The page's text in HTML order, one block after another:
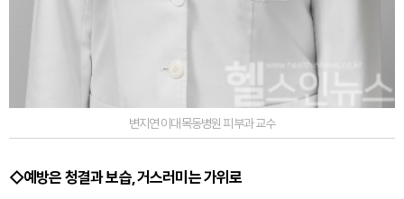
변지연 이대목동병원 피부과 교수
◇예방은 청결과 보습, 거스러미는 가위로